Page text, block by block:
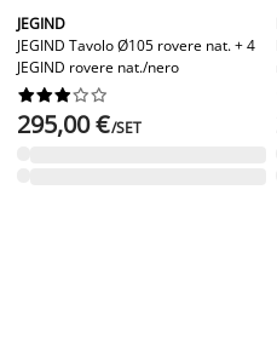
JEGIND
JEGIND Tavolo Ø105 rovere nat. + 4
JEGIND rovere nat./nero






295,00 €/SET